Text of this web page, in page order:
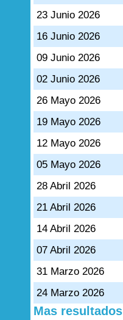
23 Junio 2026
16 Junio 2026
09 Junio 2026
02 Junio 2026
26 Mayo 2026
19 Mayo 2026
12 Mayo 2026
05 Mayo 2026
28 Abril 2026
21 Abril 2026
14 Abril 2026
07 Abril 2026
31 Marzo 2026
24 Marzo 2026
Mas resultados